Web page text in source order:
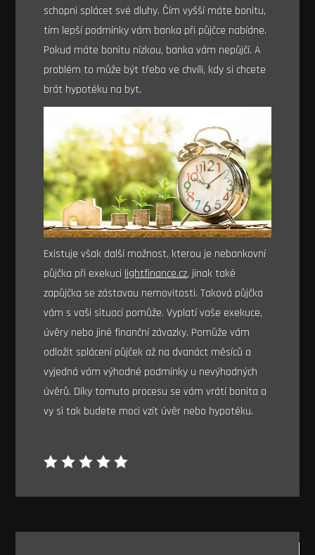
schopni splácet své dluhy. Čím vyšší máte bonitu,
tím lepší podmínky vám banka při půjčce nabídne.
Pokud máte bonitu nízkou, banka vám nepůjčí. A
problém to může být třeba ve chvíli, kdy si chcete
brát hypotéku na byt.
Existuje však další možnost, kterou je nebankovní
půjčka při exekuci lightfinance.cz, jinak také
zapůjčka se zástavou nemovitosti. Taková půjčka
vám s vaši situací pomůže. Vyplatí vaše exekuce,
úvěry nebo jiné finanční závazky. Pomůže vám
odložit splácení půjček až na dvanáct měsíců a
vyjedná vám výhodné podmínky u nevýhodných
úvěrů. Díky tomuto procesu se vám vrátí bonita a
vy si tak budete moci vzít úvěr nebo hypotéku.